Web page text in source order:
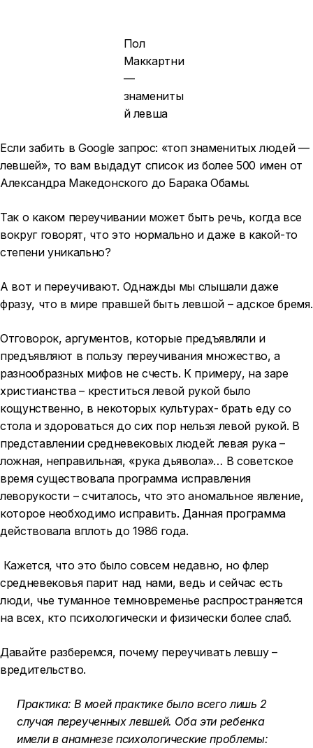
Пол
Маккартни
—
знамениты
й левша
Если забить в Google запрос: «топ знаменитых людей —
левшей», то вам выдадут список из более 500 имен от
Александра Македонского до Барака Обамы.
Так о каком переучивании может быть речь, когда все
вокруг говорят, что это нормально и даже в какой-то
степени уникально?
А вот и переучивают. Однажды мы слышали даже
фразу, что в мире правшей быть левшой – адское бремя.
Отговорок, аргументов, которые предъявляли и
предъявляют в пользу переучивания множество, а
разнообразных мифов не счесть. К примеру, на заре
христианства – креститься левой рукой было
кощунственно, в некоторых культурах- брать еду со
стола и здороваться до сих пор нельзя левой рукой. В
представлении средневековых людей: левая рука –
ложная, неправильная, «рука дьявола»… В советское
время существовала программа исправления
леворукости – считалось, что это аномальное явление,
которое необходимо исправить. Данная программа
действовала вплоть до 1986 года.
Кажется, что это было совсем недавно, но флер
средневековья парит над нами, ведь и сейчас есть
люди, чье туманное темновременье распространяется
на всех, кто психологически и физически более слаб.
Давайте разберемся, почему переучивать левшу –
вредительство.
Практика: В моей практике было всего лишь 2
случая переученных левшей. Оба эти ребенка
имели в анамнезе психологические проблемы: